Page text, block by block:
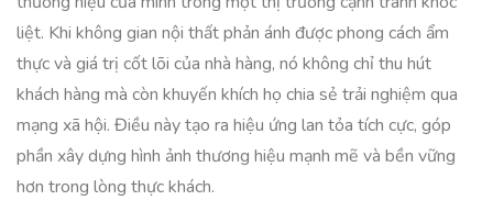
liệt. Khi không gian nội thất phản ánh được phong cách ẩm
thực và giá trị cốt lõi của nhà hàng, nó không chỉ thu hút
khách hàng mà còn khuyến khích họ chia sẻ trải nghiệm qua
mạng xã hội. Điều này tạo ra hiệu ứng lan tỏa tích cực, góp
phần xây dựng hình ảnh thương hiệu mạnh mẽ và bền vững
hơn trong lòng thực khách.